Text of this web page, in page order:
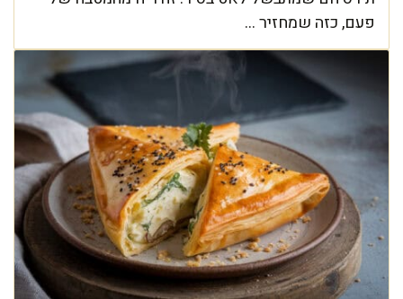
פעם, כזה שמחזיר ...